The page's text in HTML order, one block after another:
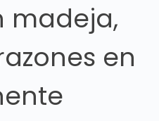
madeja,
en